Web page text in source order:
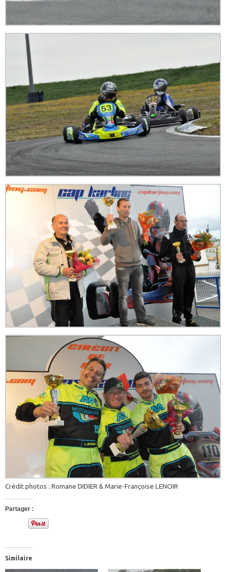
Crédit photos : Romane DIDIER & Marie-Françoise LENOIR
Partager :
Similaire